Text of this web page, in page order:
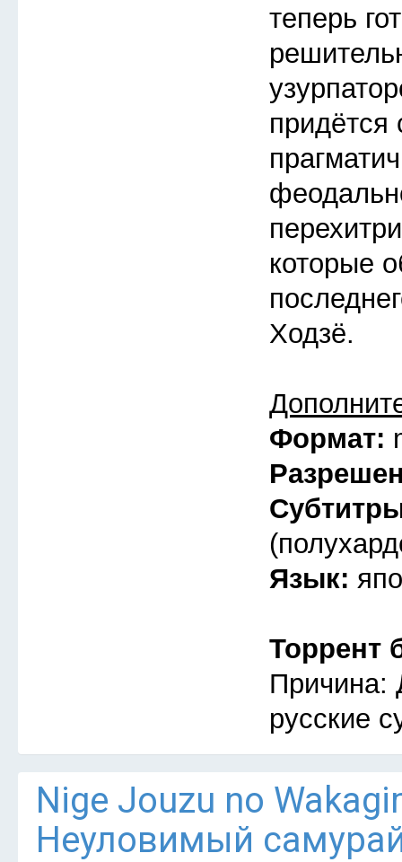
теперь
придётся
которые
Ходзё.
Формат:
Язык:
Торрент
Причина:
русские
Nige Jouzu no
Неуловимый